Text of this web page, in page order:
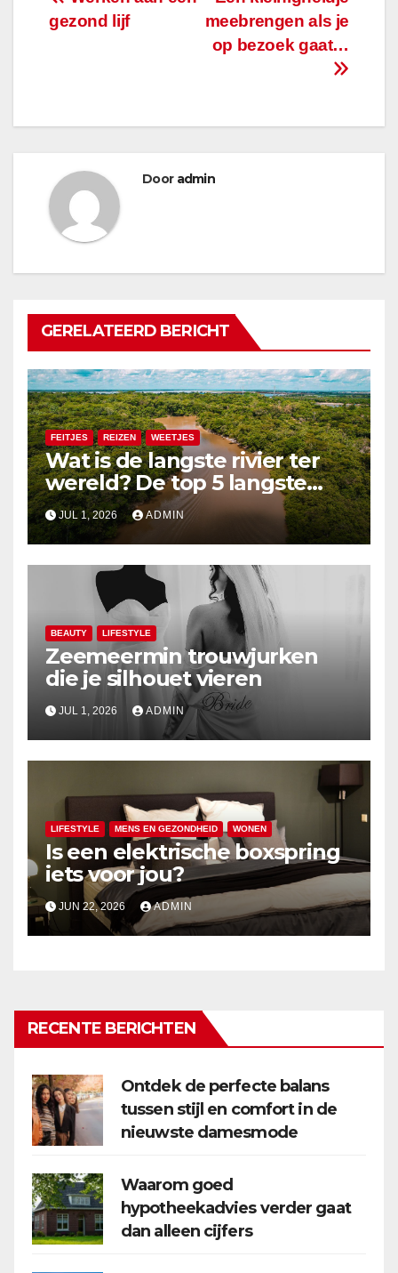
navigatie
meebrengen als je
op bezoek gaat…
gezond lijf
Door admin
GERELATEERD BERICHT
FEITJES REIZEN WEETJES
Wat is de langste rivier ter
wereld? De top 5 langste
rivieren uitgelegd
JUL 1, 2026 ADMIN
BEAUTY LIFESTYLE
Zeemeermin trouwjurken
die je silhouet vieren
JUL 1, 2026 ADMIN
LIFESTYLE MENS EN GEZONDHEID WONEN
Is een elektrische boxspring
iets voor jou?
JUN 22, 2026 ADMIN
RECENTE BERICHTEN
Ontdek de perfecte balans
tussen stijl en comfort in de
nieuwste damesmode
Waarom goed
hypotheekadvies verder gaat
dan alleen cijfers